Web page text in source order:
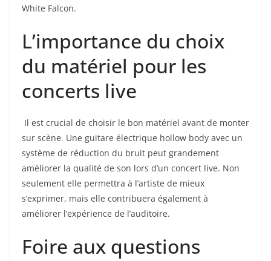
White‌ Falcon.
L’importance du choix
du ⁣matériel ​pour les
concerts live
​ Il est crucial de choisir le ‌bon matériel⁢ avant de monter⁤
sur scène. Une⁢ guitare électrique hollow body avec un
système de réduction du bruit peut grandement
améliorer la qualité de son lors d’un concert live. Non
seulement elle permettra à l’artiste de mieux
s’exprimer, ⁣mais ⁢elle contribuera également à
améliorer l’expérience de l’auditoire.
Foire aux questions